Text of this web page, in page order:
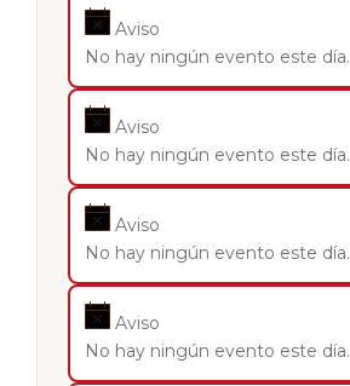
Aviso
No hay ningún evento este día.
Aviso
No hay ningún evento este día.
Aviso
No hay ningún evento este día.
Aviso
No hay ningún evento este día.